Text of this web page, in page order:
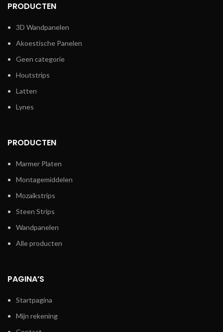
PRODUCTEN
3D Wandpanelen
Akoestische Panelen
Geen categorie
Houtstrips
Latten
Lynes
PRODUCTEN
Marmer Platen
Montagemiddelen
Mozaikstrips
Steen Strips
Wandpanelen
Alle producten
PAGINA’S
Startpagina
Mijn rekening